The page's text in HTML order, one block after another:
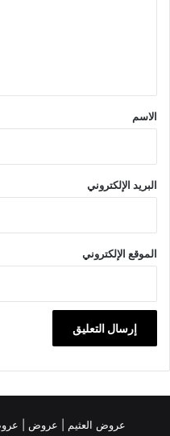
*
الاسم
البريد الإلكتروني
الموقع الإلكتروني
عروض العثيم عروض